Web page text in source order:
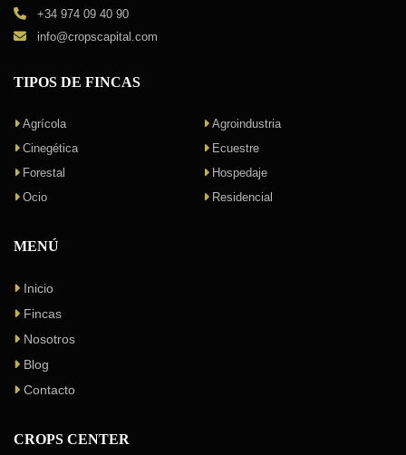
+34 974 09 40 90
info@cropscapital.com
TIPOS DE FINCAS
Agrícola
Agroindustria
Cinegética
Ecuestre
Forestal
Hospedaje
Ocio
Residencial
MENÚ
Inicio
Fincas
Nosotros
Blog
Contacto
CROPS CENTER